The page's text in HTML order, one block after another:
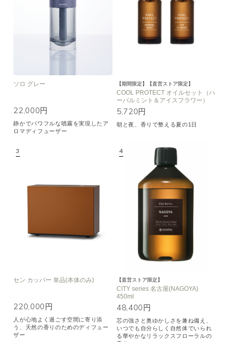
種類で絞り込む ※一つお選びください
シトラス
ユーカリ エキゾチック
クリア
ソロ グレー
22,000円
静かでパワフルな噴霧を実現したア
ロマディフューザー
【期間限定】【直営ストア限定】
COOL PROTECT オイルセット（ハ
ーバルミント＆アイスフラワー）
5,720円
朝と夜、香りで整える夏の1日
セン カッパー 単品(本体のみ)
220,000円
人が心地よく過ごす空間に寄り添
う、天然の香りのためのディフュー
ザー
【直営ストア限定】
CITY series 名古屋(NAGOYA)
450ml
48,400円
芯の強さと奥ゆかしさを兼ね備え、
いつでも自分らしく自然体でいられ
る華やかなリラックスフローラルの